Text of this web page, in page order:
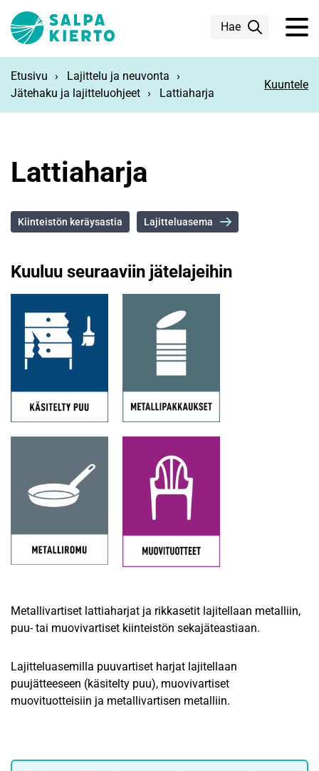
Hae
Etusivu
Lajittelu ja neuvonta
Jätehaku ja lajitteluohjeet
Lattiaharja
Kuuntele
Lattiaharja
Kiinteistön keräysastia Lajitteluasema
Kuuluu seuraaviin jätelajeihin
Metallivartiset lattiaharjat ja rikkasetit lajitellaan metalliin,
puu- tai muovivartiset kiinteistön sekajäteastiaan.
Lajitteluasemilla puuvartiset harjat lajitellaan
puujätteeseen (käsitelty puu), muovivartiset
muovituotteisiin ja metallivartisen metalliin.